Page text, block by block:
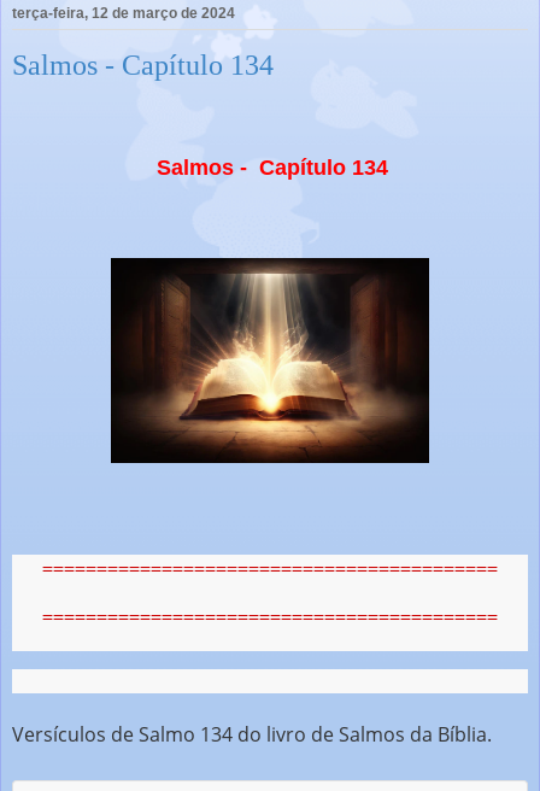
terça-feira, 12 de março de 2024
Salmos - Capítulo 134
Salmos - Capítulo 134
==========================================
==========================================
Versículos de Salmo 134 do livro de Salmos da Bíblia.